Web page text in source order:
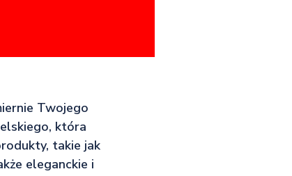
Twojego
która
takie jak
eleganckie i